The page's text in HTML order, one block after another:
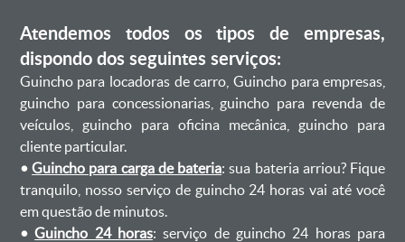
Atendemos todos os tipos de empresas,
dispondo dos seguintes serviços:
Guincho para locadoras de carro, Guincho para empresas,
guincho para concessionarias, guincho para revenda de
veículos, guincho para oficina mecânica, guincho para
cliente particular.
•Guincho para carga de bateria: sua bateria arriou? Fique
tranquilo, nosso serviço de guincho 24 horas vai até você
em questão de minutos.
•Guincho 24 horas: serviço de guincho 24 horas para